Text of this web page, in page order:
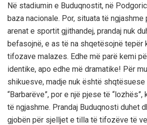
Në stadiumin e Buduqnostit, në
baza nacionale. Por, situata të ngjashme
arenat e sportit gjithandej, prandaj nuk
befasojnë, e as të na shqetësojnë tepër
tifozave malazes. Edhe më parë kemi
identike, apo edhe më dramatike! Për
shikuesve, madje nuk është shqtësuese
“Barbarëve”, por e një pjese të “lozhës”,
të ngjashme. Prandaj Buduqnosti duhet
gjobën për sjelljet e tilla të tifozëve të